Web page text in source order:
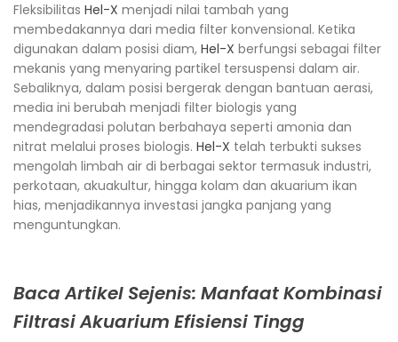
Fleksibilitas Hel-X menjadi nilai tambah yang
membedakannya dari media filter konvensional. Ketika
digunakan dalam posisi diam, Hel-X berfungsi sebagai filter
mekanis yang menyaring partikel tersuspensi dalam air.
Sebaliknya, dalam posisi bergerak dengan bantuan aerasi,
media ini berubah menjadi filter biologis yang
mendegradasi polutan berbahaya seperti amonia dan
nitrat melalui proses biologis. Hel-X telah terbukti sukses
mengolah limbah air di berbagai sektor termasuk industri,
perkotaan, akuakultur, hingga kolam dan akuarium ikan
hias, menjadikannya investasi jangka panjang yang
menguntungkan.​
Baca Artikel Sejenis: Manfaat Kombinasi
Filtrasi Akuarium Efisiensi Tingg